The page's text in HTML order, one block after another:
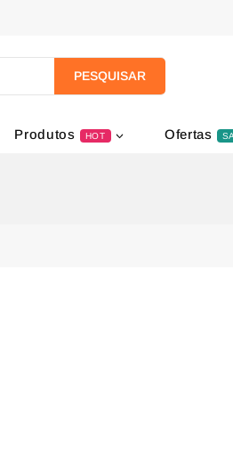
PESQUISAR
Produtos HOT Ofertas